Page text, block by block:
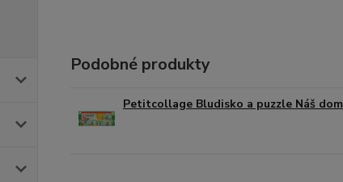
Podobné produkty
Petitcollage Bludisko a puzzle Náš